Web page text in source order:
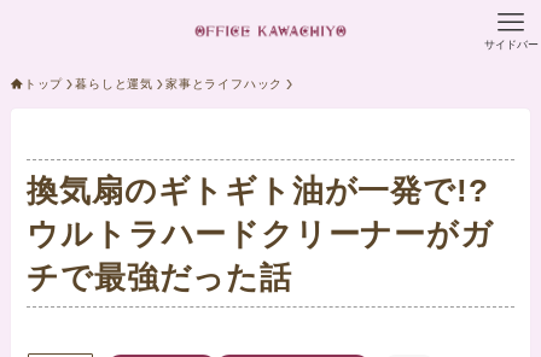
サイドバー
トップ 暮らしと運気 家事とライフハック
換気扇のギトギト油が一発で!?
ウルトラハードクリーナーがガ
チで最強だった話